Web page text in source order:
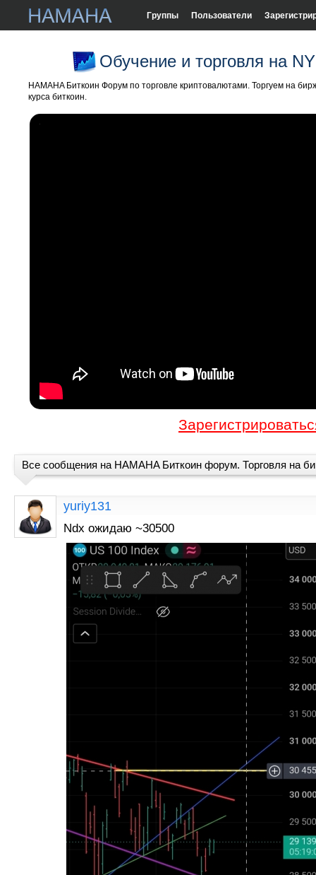
Группы Пользователи
Обучение и торговля на
HAMAHA Биткоин Форум по торговле криптовалютами. Торгуем на
курса биткоин.
Все сообщения на HAMAHA Биткоин форум. Торговля на
yuriy131
Ndx ожидаю ~30500